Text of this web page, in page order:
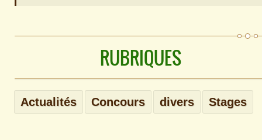
RUBRIQUES
Actualités Concours divers Stages